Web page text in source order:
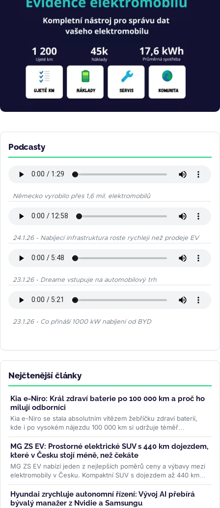
Podcasty
Německo vyrobilo přes 1,6 mil. elektromobilů
24.1.26 - Nabíjecí infrastruktura roste rychleji než prodeje EV
23.1.26 - Dreame vstupuje na automobilový trh
23.1.26 - Co přináší 1000 kW nabíjení od BYD
Nejčtenější články
Kia e-Niro: Král zdraví baterie po 100 000 km a proč ho
milují odborníci
Kia e-Niro se stala absolutním vítězem žebříčku zdraví baterií,
kde i po vysokém nájezdu 100 000 km si udržuje téměř
původní...>>
MG ZS EV: Prostorné elektrické SUV s 440 km dojezdem,
které v Česku stojí méně, než čekáte
MG ZS EV nabízí jeden z nejlepších poměrů ceny a výbavy mezi
elektromobily v Česku. Kompaktní SUV s dojezdem až 440 km
WLTP a 7letou...>>
Hyundai zrychluje autonomní řízení: Vývoj AI přebírá
bývalý manažer z Nvidie a Samsungu